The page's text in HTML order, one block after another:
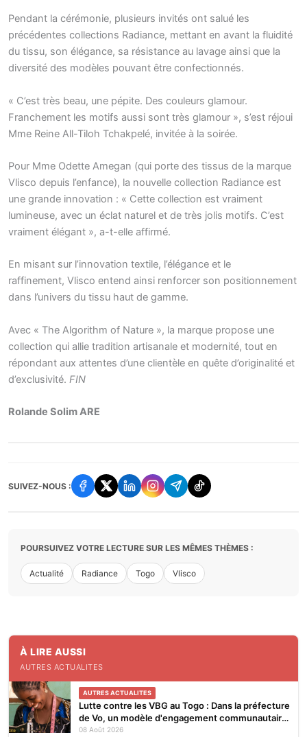
Pendant la cérémonie, plusieurs invités ont salué les
précédentes collections Radiance, mettant en avant la fluidité
du tissu, son élégance, sa résistance au lavage ainsi que la
diversité des modèles pouvant être confectionnés.
« C’est très beau, une pépite. Des couleurs glamour.
Franchement les motifs aussi sont très glamour », s’est réjoui
Mme Reine All-Tiloh Tchakpelé, invitée à la soirée.
Pour Mme Odette Amegan (qui porte des tissus de la marque
Vlisco depuis l’enfance), la nouvelle collection Radiance est
une grande innovation : « Cette collection est vraiment
lumineuse, avec un éclat naturel et de très jolis motifs. C’est
vraiment élégant », a-t-elle affirmé.
En misant sur l’innovation textile, l’élégance et le
raffinement, Vlisco entend ainsi renforcer son positionnement
dans l’univers du tissu haut de gamme.
Avec « The Algorithm of Nature », la marque propose une
collection qui allie tradition artisanale et modernité, tout en
répondant aux attentes d’une clientèle en quête d’originalité et
d’exclusivité. FIN
Rolande Solim ARE
SUIVEZ-NOUS :
POURSUIVEZ VOTRE LECTURE SUR LES MÊMES THÈMES :
Actualité Radiance Togo Vlisco
À LIRE AUSSI
AUTRES ACTUALITES
AUTRES ACTUALITES
Lutte contre les VBG au Togo : Dans la préfecture
de Vo, un modèle d'engagement communautaire
qui porte ses fruits
08 Août 2026